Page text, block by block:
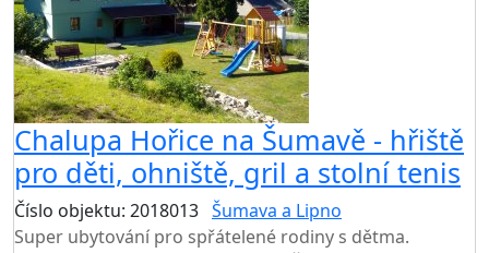
Chalupa Hořice na Šumavě - hřiště
pro děti, ohniště, gril a stolní tenis
Číslo objektu: 2018013 Šumava a Lipno
Super ubytování pro spřátelené rodiny s dětma.